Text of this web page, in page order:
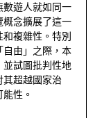
數遊人就如同一
念擴展了這一
複雜性。特別
由」之際，本
試圖批判性地
超越國家治
性。